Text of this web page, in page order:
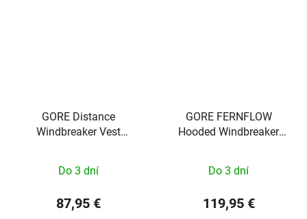
GORE Distance
Windbreaker Vest
Do 3 dní
87,95 €
GORE FERNFLOW
Hooded Windbreaker
Do 3 dní
119,95 €